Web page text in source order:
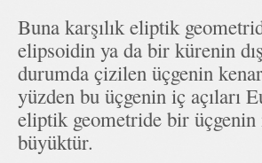
Buna karşılık eliptik
elipsoidin ya da bir kürenin
durumda çizilen üçgenin
yüzden bu üçgenin iç açıları
eliptik geometride bir üçgenin
büyüktür.